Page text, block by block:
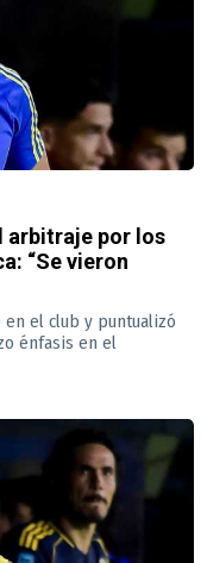
arbitraje por los
“Se vieron
el club y puntualizó
énfasis en el